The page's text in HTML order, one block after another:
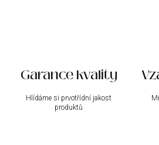
Garance kvality
Hlídáme si prvotřídní jakost
produktů